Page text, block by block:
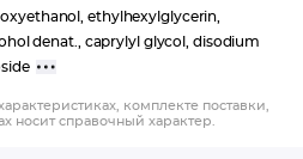
ethylhexylglycerin,
denat., caprylyl glycol, disodium
комплекте поставки,
носит справочный характер.